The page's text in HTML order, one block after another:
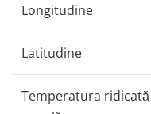
Longitudine
Latitudine
Temperatura ridicată